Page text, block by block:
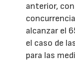
anterior,
alcanzar el
el caso de
para las